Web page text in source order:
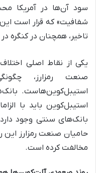
سود آن‌ها در آمریکا
شفافیت» که قرار است
تاخیر، همچنان در
یکی از نقاط اصلی
صنعت رمزارز،
استیبل‌کوین‌هاست.
استیبل‌کوین باید با
بانک‌های سنتی وجود
حامیان صنعت رمزارز این
مخالفت کرده‌ است.